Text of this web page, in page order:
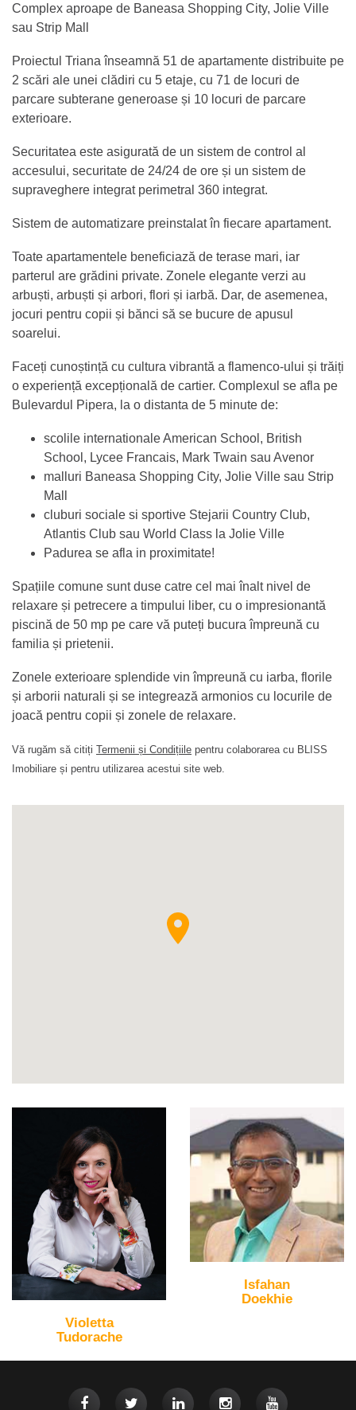
Complex aproape de Baneasa Shopping City, Jolie Ville
sau Strip Mall
Proiectul Triana înseamnă 51 de apartamente distribuite pe
2 scări ale unei clădiri cu 5 etaje, cu 71 de locuri de
parcare subterane generoase și 10 locuri de parcare
exterioare.
Securitatea este asigurată de un sistem de control al
accesului, securitate de 24/24 de ore și un sistem de
supraveghere integrat perimetral 360 integrat.
Sistem de automatizare preinstalat în fiecare apartament.
Toate apartamentele beneficiază de terase mari, iar
parterul are grădini private. Zonele elegante verzi au
arbuști, arbuști și arbori, flori și iarbă. Dar, de asemenea,
jocuri pentru copii și bănci să se bucure de apusul
soarelui.
Faceți cunoștință cu cultura vibrantă a flamenco-ului și trăiți
o experiență excepțională de cartier. Complexul se afla pe
Bulevardul Pipera, la o distanta de 5 minute de:
scolile internationale American School, British
School, Lycee Francais, Mark Twain sau Avenor
malluri Baneasa Shopping City, Jolie Ville sau Strip
Mall
cluburi sociale si sportive Stejarii Country Club,
Atlantis Club sau World Class la Jolie Ville
Padurea se afla in proximitate!
Spațiile comune sunt duse catre cel mai înalt nivel de
relaxare și petrecere a timpului liber, cu o impresionantă
piscină de 50 mp pe care vă puteți bucura împreună cu
familia și prietenii.
Zonele exterioare splendide vin împreună cu iarba, florile
și arborii naturali și se integrează armonios cu locurile de
joacă pentru copii și zonele de relaxare.
Vă rugăm să citiți Termenii și Condițiile pentru colaborarea cu BLISS
Imobiliare și pentru utilizarea acestui site web.
Violetta
Tudorache
Isfahan
Doekhie